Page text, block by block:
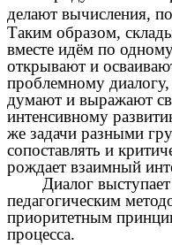
делают вычисления,
Таким образом,
вместе идём по
открывают и
проблемному
думают и выражают
интенсивному
же задачи разными
сопоставлять и
рождает взаимный
Диалог выступает
педагогическим
приоритетным
процесса.